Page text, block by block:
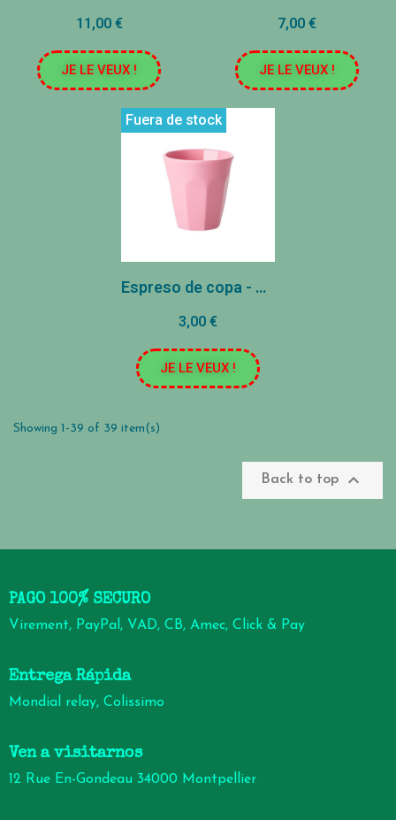
11,00 €
JE LE VEUX !
7,00 €
JE LE VEUX !
Fuera de stock
Espreso de copa - Rosa
3,00 €
JE LE VEUX !
Showing 1-39 of 39 item(s)
Back to top 
PAGO 100% SECURO
Virement, PayPal, VAD, CB, Amec, Click & Pay
Entrega Rápida
Mondial relay, Colissimo
Ven a visitarnos
12 Rue En-Gondeau 34000 Montpellier